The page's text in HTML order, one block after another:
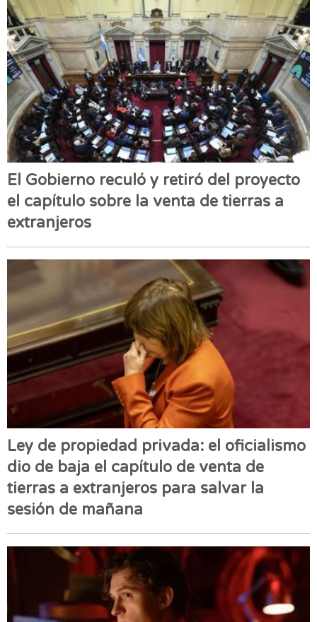
El Gobierno reculó y retiró del proyecto
el capítulo sobre la venta de tierras a
extranjeros
Ley de propiedad privada: el oficialismo
dio de baja el capítulo de venta de
tierras a extranjeros para salvar la
sesión de mañana